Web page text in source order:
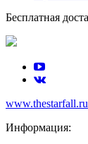
Бесплатная
www.thestarfall.ru
Информация: